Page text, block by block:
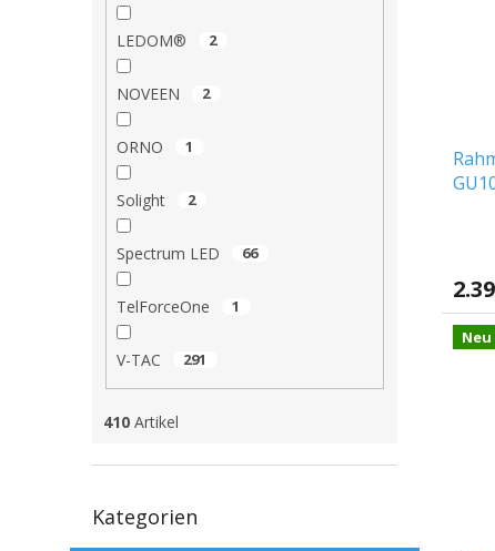
LEDOM® 2
NOVEEN 2
ORNO 1
Solight 2
Spectrum LED 66
TelForceOne 1
V-TAC 291
410 Artikel
überspringen
Kategorien
u
nd
Neu